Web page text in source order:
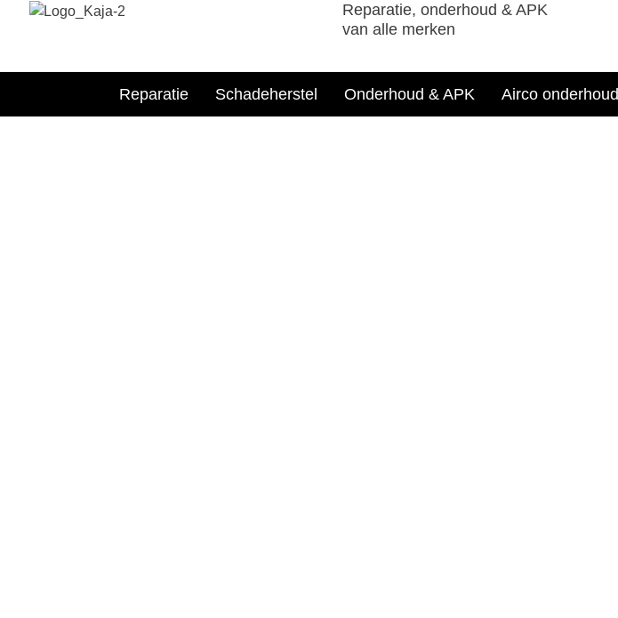
Reparatie, onderhoud & APK
van alle merken
Reparatie Schadeherstel Onderhoud & APK Airco onderhoud